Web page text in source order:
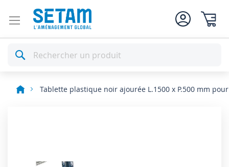
Rechercher
Tablette plastique noir ajourée L.1500 x P.500 mm